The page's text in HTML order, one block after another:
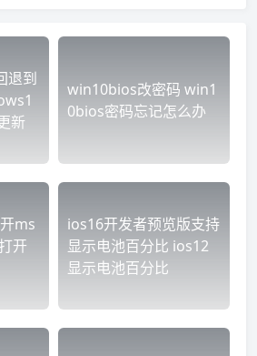
退到
新
win10bios改密码 win1
0bios密码忘记怎么办
ms
开
ios16开发者预览版支持
显示电池百分比 ios12
显示电池百分比